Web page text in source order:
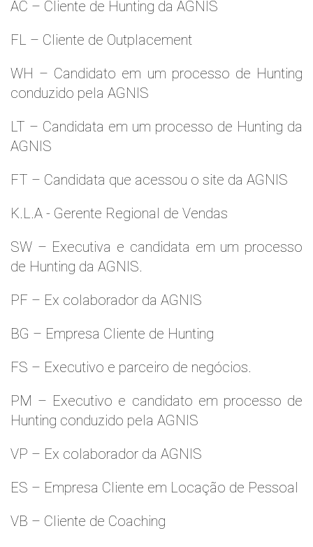
AC – Cliente de Hunting da AGNIS
FL – Cliente de Outplacement
WH – Candidato em um processo de Hunting
conduzido pela AGNIS
LT – Candidata em um processo de Hunting da
AGNIS
FT – Candidata que acessou o site da AGNIS
K.L.A - Gerente Regional de Vendas
SW – Executiva e candidata em um processo
de Hunting da AGNIS.
PF – Ex colaborador da AGNIS
BG – Empresa Cliente de Hunting
FS – Executivo e parceiro de negócios.
PM – Executivo e candidato em processo de
Hunting conduzido pela AGNIS
VP – Ex colaborador da AGNIS
ES – Empresa Cliente em Locação de Pessoal
VB – Cliente de Coaching